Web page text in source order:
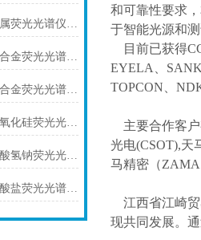
工厂直销DF-2000金属荧光光谱仪技术参数
工厂直销DF-2000铜合金荧光光谱仪技术参数
工厂直销DF-2000铁合金荧光光谱仪技术参数
工厂直销DF-2000二氧化硅荧光光谱仪技术参数
工厂直销DF-2000碳酸氢钠荧光光谱仪技术参数
工厂直销DF-2000硅酸盐荧光光谱仪技术参数
和可靠性要求
于智能光源和
目前已获得
EYELA、
TOPCON、
主要合作客
光电(CSOT),天
马精密（
江西省江崎
现共同发展。